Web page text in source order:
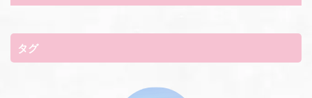
タグ